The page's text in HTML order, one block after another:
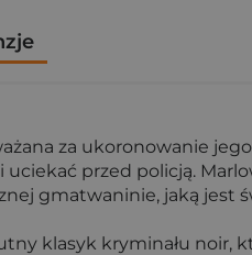
za ukoronowanie
przed policją.
gmatwaninie, jaką jest
klasyk kryminału